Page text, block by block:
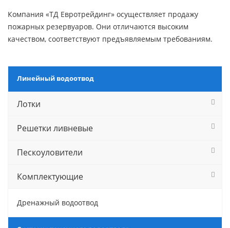
Компания «ТД Евротрейдинг» осуществляет продажу
пожарных резервуаров. Они отличаются высоким
качеством, соответствуют предъявляемым требованиям.
Линейный водоотвод
Лотки
Решетки ливневые
Пескоуловители
Комплектующие
Дренажный водоотвод